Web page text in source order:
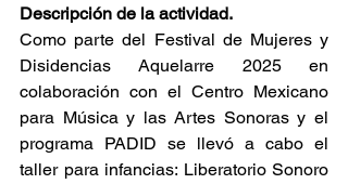
Descripción de la actividad.
Como parte del Festival de Mujeres y
Disidencias Aquelarre 2025 en
colaboración con el Centro Mexicano
para Música y las Artes Sonoras y el
programa PADID se llevó a cabo el
taller para infancias: Liberatorio Sonoro